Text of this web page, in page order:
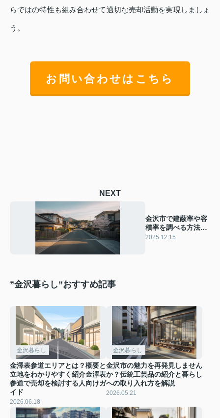
らではの特性も組み合わせて適切な売却活動を実現しましょ
う。
お問い合わせはこちら
NEXT
金沢市で建蔽率や容
積率を調べる方法
は？土地利用や建築
2025.12.15
”金沢暮らし”おすすめ記事
金沢暮らし
金澤表参道エリアとは？概要と
立地をわかりやすく紹介金澤表
参道で売却を検討する人向けガ
イド
2026.06.18
金沢暮らし
金沢市の魅力を再発見しません
か？伝統工芸品の紹介と暮らし
への取り入れ方を解説
2026.05.21